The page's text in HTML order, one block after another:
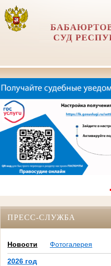
СУД
.
ПРЕСС-СЛУЖБА
Новости Фотогалерея
2026 год